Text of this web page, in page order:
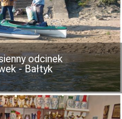
odcinek
- Bałtyk